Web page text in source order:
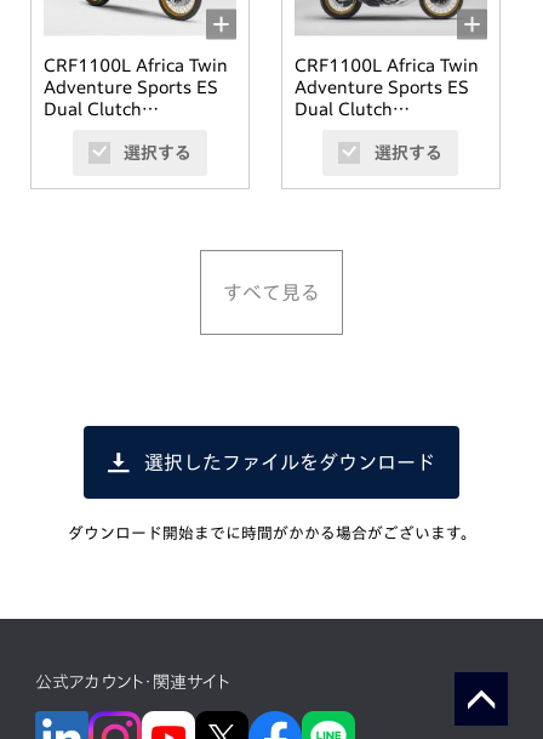
CRF1100L Africa Twin
Adventure Sports ES
Dual Clutch
レアホワイト)選択する
CRF1100L Africa Twin
Adventure Sports ES
Dual Clutch
レアホワイト)選択する
すべて見る
選択したファイルをダウンロード
ダウンロード開始までに時間がかかる場合がございます。
公式アカウント・関連サイト